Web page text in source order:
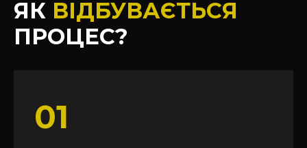
ЯК ВІДБУВАЄТЬСЯ
ПРОЦЕС?
01